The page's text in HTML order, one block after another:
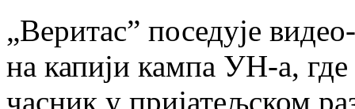
„Веритас” поседује
на капији кампа УН-а,
часник у пријатељском